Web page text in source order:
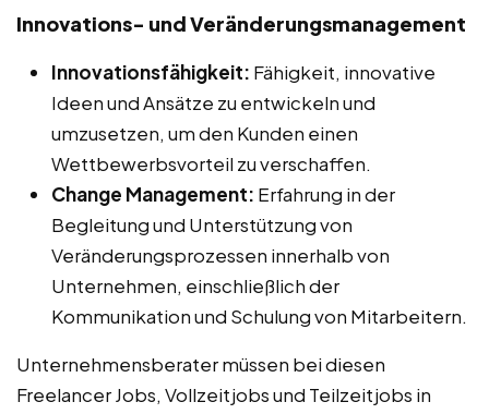
Innovations- und Veränderungsmanagement
Innovationsfähigkeit: Fähigkeit, innovative
Ideen und Ansätze zu entwickeln und
umzusetzen, um den Kunden einen
Wettbewerbsvorteil zu verschaffen.
Change Management: Erfahrung in der
Begleitung und Unterstützung von
Veränderungsprozessen innerhalb von
Unternehmen, einschließlich der
Kommunikation und Schulung von Mitarbeitern.
Unternehmensberater müssen bei diesen
Freelancer Jobs, Vollzeitjobs und Teilzeitjobs in